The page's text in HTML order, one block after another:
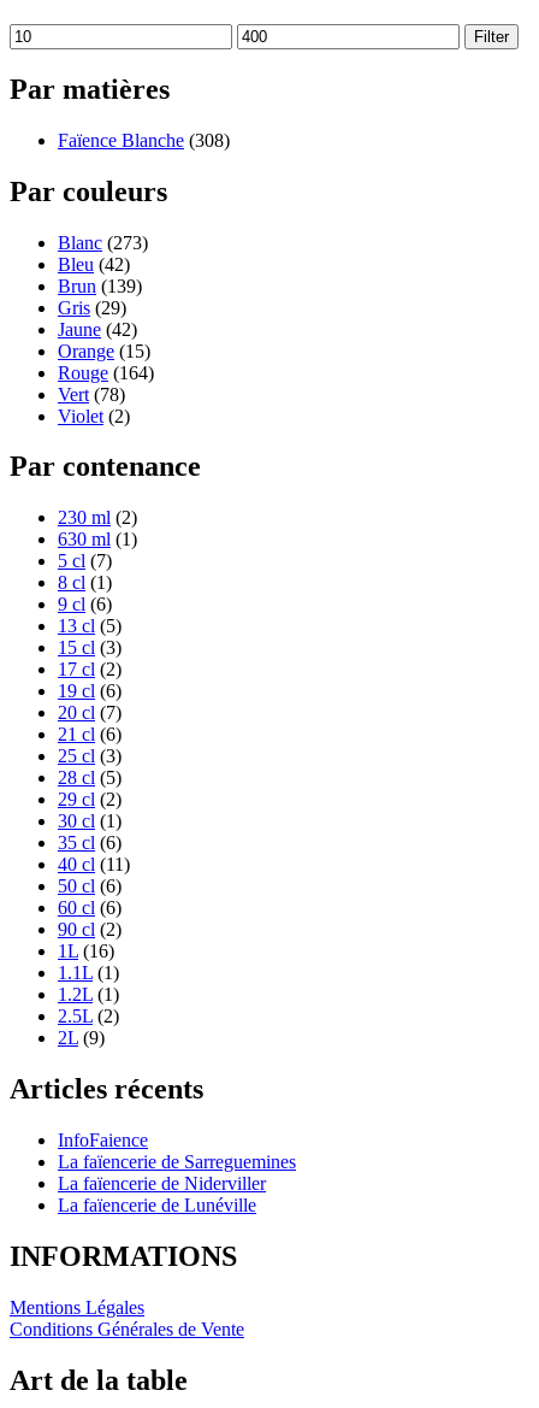
Filter
Par matières
Faïence Blanche (308)
Par couleurs
Blanc (273)
Bleu (42)
Brun (139)
Gris (29)
Jaune (42)
Orange (15)
Rouge (164)
Vert (78)
Violet (2)
Par contenance
230 ml (2)
630 ml (1)
5 cl (7)
8 cl (1)
9 cl (6)
13 cl (5)
15 cl (3)
17 cl (2)
19 cl (6)
20 cl (7)
21 cl (6)
25 cl (3)
28 cl (5)
29 cl (2)
30 cl (1)
35 cl (6)
40 cl (11)
50 cl (6)
60 cl (6)
90 cl (2)
1L (16)
1.1L (1)
1.2L (1)
2.5L (2)
2L (9)
Articles récents
InfoFaience
La faïencerie de Sarreguemines
La faïencerie de Niderviller
La faïencerie de Lunéville
INFORMATIONS
Mentions Légales
Conditions Générales de Vente
Art de la table